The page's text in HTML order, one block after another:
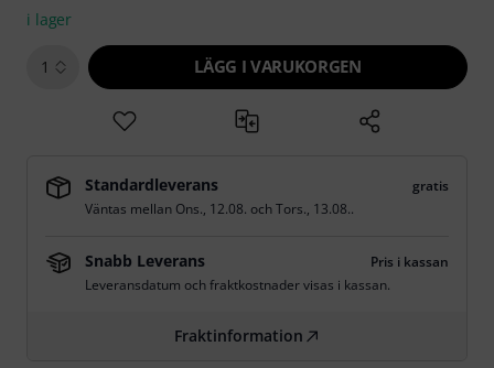
i lager
1 LÄGG I VARUKORGEN
Standardleverans
gratis
Väntas mellan Ons., 12.08. ochTors., 13.08..
Snabb Leverans
Pris i kassan
Leveransdatum och fraktkostnader visas i kassan.
Fraktinformation